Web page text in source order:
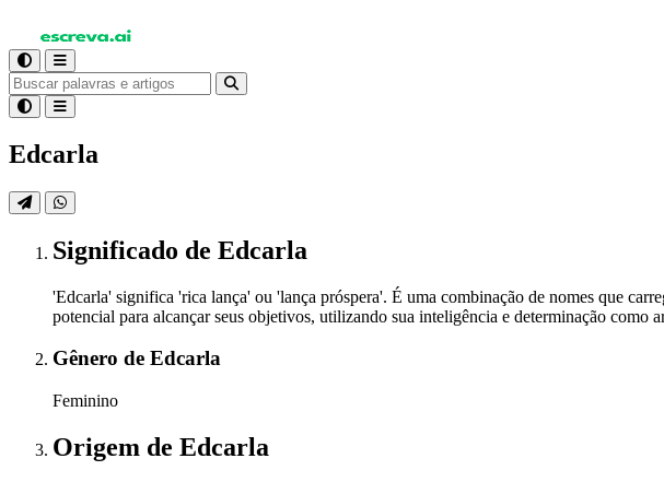
Edcarla
Significado de Edcarla
'Edcarla' significa 'rica lança' ou 'lança próspera'. É uma combinação de nomes que
potencial para alcançar seus objetivos, utilizando sua inteligência e determinação como
Gênero de Edcarla
Feminino
Origem de Edcarla